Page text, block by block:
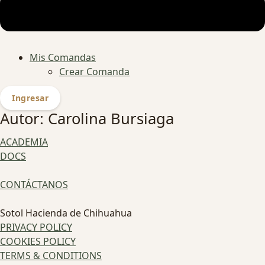
Mis Comandas
Crear Comanda
Ingresar
Autor: Carolina Bursiaga
ACADEMIA
DOCS
CONTÁCTANOS
Sotol Hacienda de Chihuahua
PRIVACY POLICY
COOKIES POLICY
TERMS & CONDITIONS